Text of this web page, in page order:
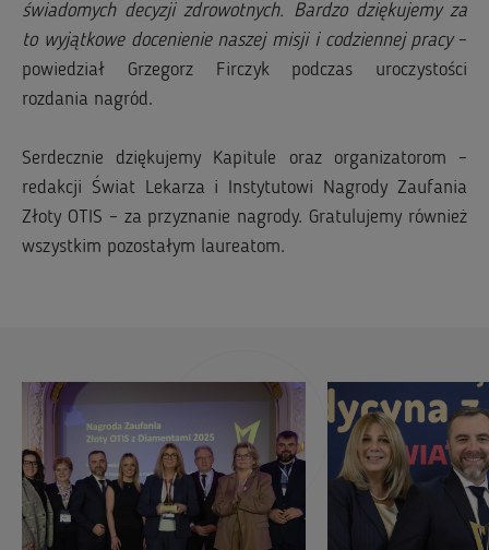
świadomych decyzji zdrowotnych. Bardzo dziękujemy za
to wyjątkowe docenienie naszej misji i codziennej pracy–
powiedział Grzegorz Firczyk podczas uroczystości
rozdania nagród.
Serdecznie dziękujemy Kapitule oraz organizatorom –
redakcji Świat Lekarza i Instytutowi Nagrody Zaufania
Złoty OTIS – za przyznanie nagrody. Gratulujemy również
wszystkim pozostałym laureatom.